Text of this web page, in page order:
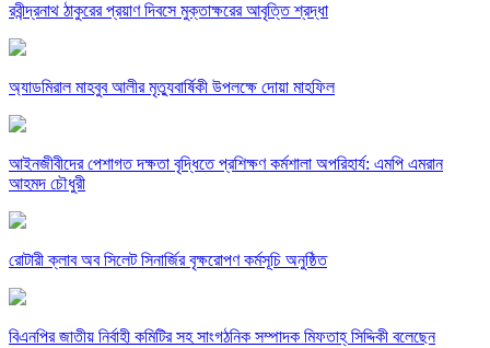
রবীন্দ্রনাথ ঠাকুরের প্রয়াণ দিবসে মুক্তাক্ষরের আবৃত্তি শ্রদ্ধা
অ্যাডমিরাল মাহবুব আলীর মৃত্যুবার্ষিকী উপলক্ষে দোয়া মাহফিল
‎আইনজীবীদের পেশাগত দক্ষতা বৃদ্ধিতে প্রশিক্ষণ কর্মশালা অপরিহার্য: এমপি এমরান
আহমদ চৌধুরী
রোটারী ক্লাব অব সিলেট সিনার্জির বৃক্ষরোপণ কর্মসূচি অনুষ্ঠিত
বিএনপির জাতীয় নির্বাহী কমিটির সহ সাংগঠনিক সম্পাদক মিফতাহ্ সিদ্দিকী বলেছেন